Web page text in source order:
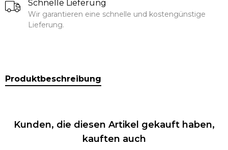
Schnelle Lieferung
Wir garantieren eine schnelle und kostengünstige
Lieferung.
Produktbeschreibung
Kunden, die diesen Artikel gekauft haben,
kauften auch